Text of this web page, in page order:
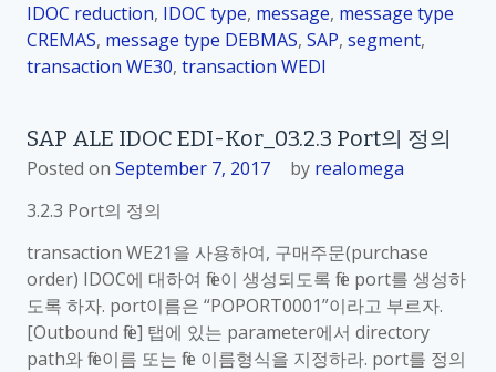
IDOC reduction, IDOC type, message, message type
CREMAS, message type DEBMAS, SAP, segment,
transaction WE30, transaction WEDI
SAP ALE IDOC EDI-Kor_03.2.3 Port의 정의
Posted on September 7, 2017 by realomega
3.2.3 Port의 정의
transaction WE21을 사용하여, 구매주문(purchase
order) IDOC에 대하여 file이 생성되도록 file port를 생성하
도록 하자. port이름은 “POPORT0001”이라고 부르자.
[Outbound file] 탭에 있는 parameter에서 directory
path와 file이름 또는 file 이름형식을 지정하라. port를 정의